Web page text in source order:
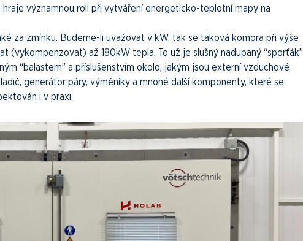
významnou roli při vytváření energeticko-teplotní mapy na
za zmínku. Budeme-li uvažovat v kW, tak se taková komora při výše
(vykompenzovat) až 180kW tepla. To už je slušný nadupaný “sporťák”
“balastem” a příslušenstvím okolo, jakým jsou externí vzduchové
generátor páry, výměníky a mnohé další komponenty, které se
i v praxi.